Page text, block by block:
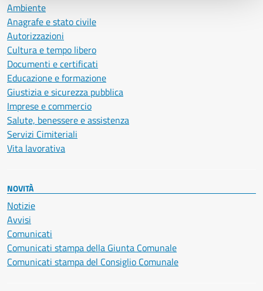
Ambiente
Anagrafe e stato civile
Autorizzazioni
Cultura e tempo libero
Documenti e certificati
Educazione e formazione
Giustizia e sicurezza pubblica
Imprese e commercio
Salute, benessere e assistenza
Servizi Cimiteriali
Vita lavorativa
NOVITÀ
Notizie
Avvisi
Comunicati
Comunicati stampa della Giunta Comunale
Comunicati stampa del Consiglio Comunale